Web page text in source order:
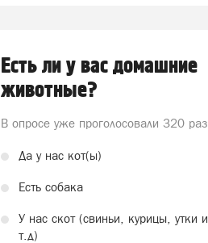
Есть ли у вас домашние
животные?
В опросе уже проголосовали 320 раз
Да у нас кот(ы)
Есть собака
У нас скот (свиньи, курицы, утки и
т.д)